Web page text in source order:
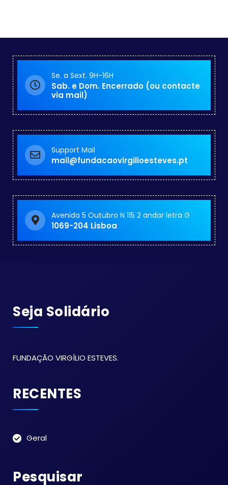
Se. a Sext. 9H-16H
Sab. e Dom. Encerrado (ou contacte
via mail)
Support Mail
mail@fundacaovirgilioesteves.pt
Avenida 5 Outubro N 115 2 andar letra G
1069-204 Lisboa
Seja Solidário
FUNDAÇÃO VIRGÍLIO ESTEVES.
RECENTES
Geral
Pesquisar